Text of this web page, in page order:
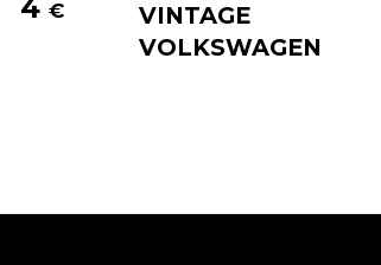
4 €
VINTAGE
VOLKSWAGEN